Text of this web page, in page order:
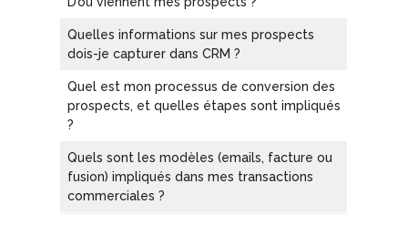
Quelles informations sur mes prospects
dois-je capturer dans CRM ?
Quel est mon processus de conversion des
prospects, et quelles étapes sont impliqués
?
Quels sont les modèles (emails, facture ou
fusion) impliqués dans mes transactions
commerciales ?